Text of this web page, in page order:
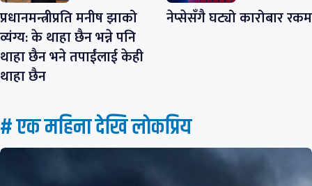
प्रधानमन्त्रीप्रति मनीष झाको
व्यंग्य: के थाहा छैन भन्ने पनि
थाहा छैन भने तपाईंलाई केही
थाहा छैन
नेप्सेसँगै घट्यो कारोबार रकम
# एक महिना देखि लाेकप्रिय